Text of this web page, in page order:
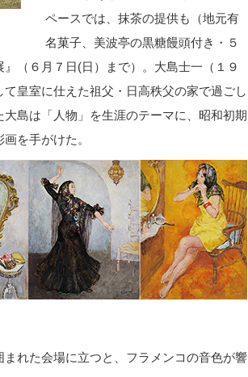
ペースでは、抹茶の提供も（地元有
名菓子、美波亭の黒糖饅頭付き・５
（６月７日(日）まで）。大島士一（１９
皇室に仕えた祖父・日高秩父の家で過ごし
島は「人物」を生涯のテーマに、昭和初期
を手がけた。
れた会場に立つと、フラメンコの音色が響